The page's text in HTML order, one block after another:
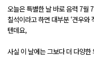
오늘은 특별한 날 바로 음력 7월
칠석이라고 하면 대부분 ‘견우와
텐데요,
사실 이 날에는 그보다 더 다양한